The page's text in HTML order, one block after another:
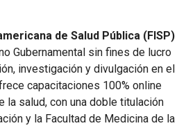
de Salud Pública (FISP)
Gubernamental sin fines de lucro
investigación y divulgación en el
capacitaciones 100% online
la salud, con una doble titulación
y la Facultad de Medicina de la